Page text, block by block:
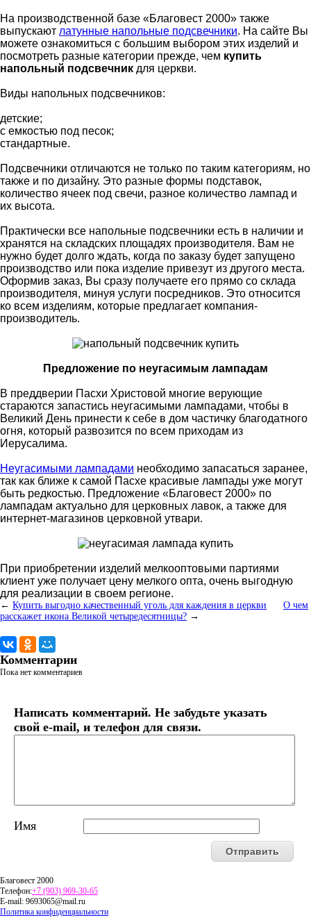
На производственной базе «Благовест 2000» также
выпускают латунные напольные подсвечники. На сайте Вы
можете ознакомиться с большим выбором этих изделий и
посмотреть разные категории прежде, чем купить
напольный подсвечник для церкви.
Виды напольных подсвечников:
детские;
с емкостью под песок;
стандартные.
Подсвечники отличаются не только по таким категориям, но
также и по дизайну. Это разные формы подставок,
количество ячеек под свечи, разное количество лампад и
их высота.
Практически все напольные подсвечники есть в наличии и
хранятся на складских площадях производителя. Вам не
нужно будет долго ждать, когда по заказу будет запущено
производство или пока изделие привезут из другого места.
Оформив заказ, Вы сразу получаете его прямо со склада
производителя, минуя услуги посредников. Это относится
ко всем изделиям, которые предлагает компания-
производитель.
Предложение по неугасимым лампадам
В преддверии Пасхи Христовой многие верующие
стараются запастись неугасимыми лампадами, чтобы в
Великий День принести к себе в дом частичку благодатного
огня, который развозится по всем приходам из
Иерусалима.
Неугасимыми лампадами необходимо запасаться заранее,
так как ближе к самой Пасхе красивые лампады уже могут
быть редкостью. Предложение «Благовест 2000» по
лампадам актуально для церковных лавок, а также для
интернет-магазинов церковной утвари.
При приобретении изделий мелкооптовыми партиями
клиент уже получает цену мелкого опта, очень выгодную
для реализации в своем регионе.
← Купить выгодно качественный уголь для каждения в церкви
О чем
расскажет икона Великой четыредесятницы? →
Комментарии
Пока нет комментариев
Написать комментарий. Не забудьте указать
свой e-mail, и телефон для связи.
Имя
Благовест 2000
Телефон:+7 (903) 969-30-65
E-mail: 9693065@mail.ru
Политика конфиденциальности